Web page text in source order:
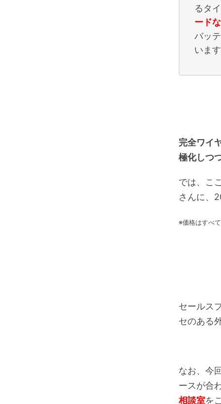
るタ
ード
バッ
いま
完全ワイ
極化しつ
では、こ
さんに、
※価格はすべ
セールス
セのある
なお、今
ースが合
相談室を